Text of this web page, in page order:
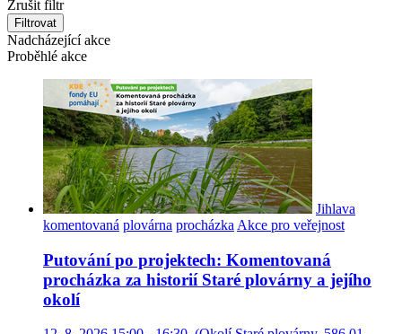
Zrušit filtr
Filtrovat
Nadcházející akce
Proběhlé akce
Jihlava
komentovaná plovárna procházka Akce pro veřejnost
Putování po projektech: Komentovaná
procházka za historií Staré plovárny a jejího
okolí